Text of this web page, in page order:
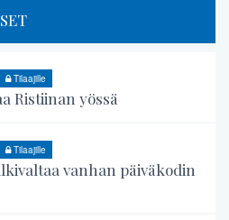
Tilaajille
Ristiinan yössä
Tilaajille
vanhan päiväkodin